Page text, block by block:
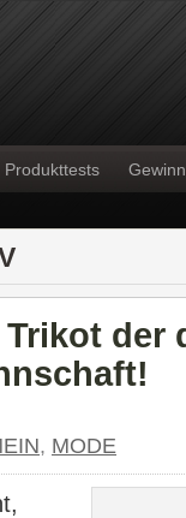
Produkttests
der
, MODE